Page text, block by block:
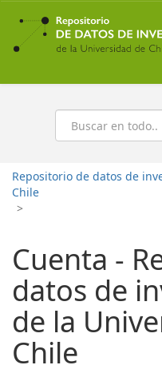
Ir
contenido
principal
Buscar
Repositorio de datos de
Chile
>
Cuenta -
datos de
de la
Chile